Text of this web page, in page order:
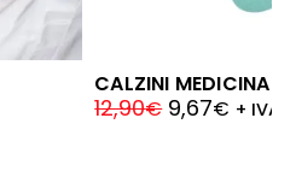
CALZINI MEDICINA
12,90€ 9,67€ + IVA